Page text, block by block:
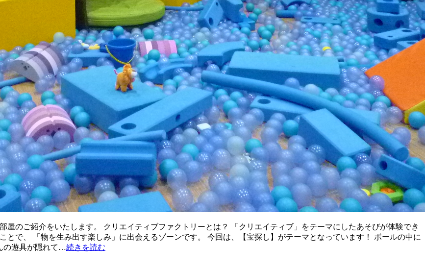
のご紹介をいたします。 クリエイティブファクトリーとは？ 「クリエイティブ」をテーマにしたあそびが体験でき
とで、 「物を生み出す楽しみ」に出会えるゾーンです。 今回は、【宝探し】がテーマとなっています！ ボールの中に
の遊具が隠れて…続きを読む